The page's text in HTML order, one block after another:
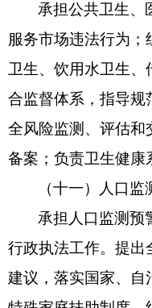
承担公共卫生、
服务市场违法行为
卫生、饮用水卫生
合监督体系，指导规
全风险监测、评估和
备案；负责卫生健康
（十一）人口
承担人口监测预
行政执法工作。提出
建议，落实国家、自